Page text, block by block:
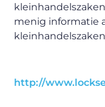
menig informatie
http://